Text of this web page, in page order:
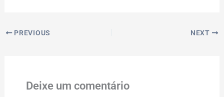
PREVIOUS NEXT
Deixe um comentário